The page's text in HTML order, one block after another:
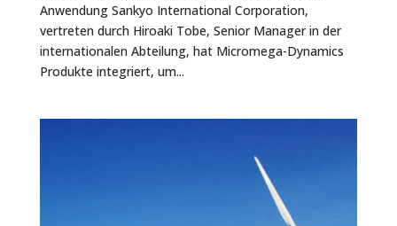
Anwendung Sankyo International Corporation,
vertreten durch Hiroaki Tobe, Senior Manager in der
internationalen Abteilung, hat Micromega-Dynamics
Produkte integriert, um...